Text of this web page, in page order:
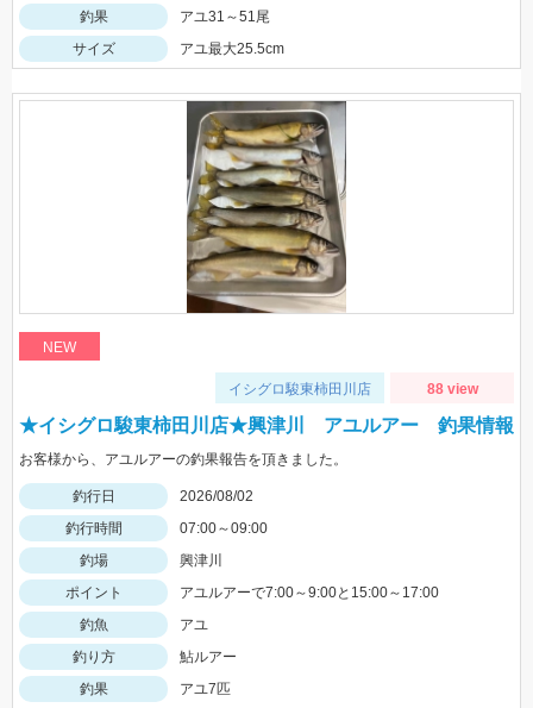
釣果
アユ31～51尾
サイズ
アユ最大25.5cm
NEW
イシグロ駿東柿田川店 88 view
★イシグロ駿東柿田川店★興津川 アユルアー 釣果情報
お客様から、アユルアーの釣果報告を頂きました。
釣行日
2026/08/02
釣行時間
07:00～09:00
釣場
興津川
ポイント
アユルアーで7:00～9:00と15:00～17:00
釣魚
アユ
釣り方
鮎ルアー
釣果
アユ7匹